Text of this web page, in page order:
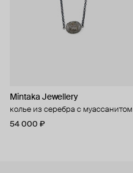
Mintaka Jewellery
колье из серебра с муассанитом
54 000 ₽